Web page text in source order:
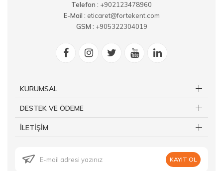
Telefon : +902123478960
E-Mail : eticaret@fortekent.com
GSM : +905322304019
KURUMSAL
DESTEK VE ÖDEME
İLETİŞİM
KAYIT OL